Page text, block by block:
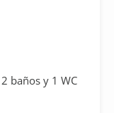
baños y 1 WC